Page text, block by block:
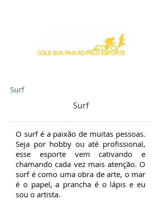
Surf
Surf
O surf é a paixão de muitas pessoas.
Seja por hobby ou até profissional,
esse esporte vem cativando e
chamando cada vez mais atenção. O
surf é como uma obra de arte, o mar
é o papel, a prancha é o lápis e eu
sou o artista.